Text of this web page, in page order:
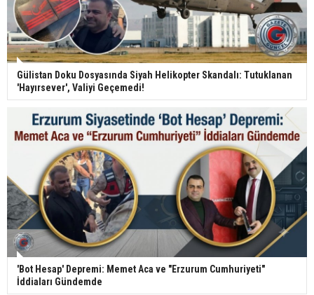
Gülistan Doku Dosyasında Siyah Helikopter Skandalı: Tutuklanan
'Hayırsever', Valiyi Geçemedi!
'Bot Hesap' Depremi: Memet Aca ve "Erzurum Cumhuriyeti"
İddiaları Gündemde